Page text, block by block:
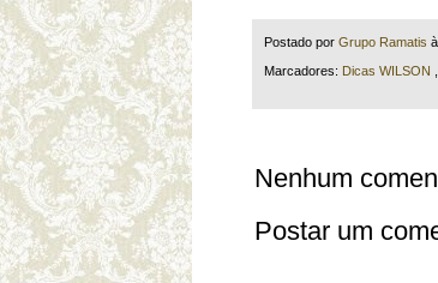
Postado por Grupo Ramatis
Marcadores: Dicas WILSON ,
Nenhum
Postar um